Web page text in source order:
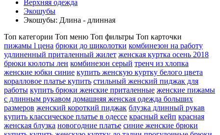
Верхняя одежда
Экошубы
Экошубы: Длина - длинная
Топ категории Топ меню Топ фильтры Топ карточки
пижамы l цена брюки до щиколотки комбинезон на работу
удлиненный приталенный жилет женская куртка осень 2018
брюки кюлоты лен комбинезон серый тренч из хлопка
женские юбки синие купить женскую куртку белого цвета
коралловое платье купить стильный женский пиджак для
работы купить брюки женские приталенные женские пижамы
с длинным рукавом домашняя женская одежда больших
размеров женский короткий пиджак блузка длинный рукав
купить классическое платье в одессе красный кейп красная
женская блузка новогодние платье синие женские брюки